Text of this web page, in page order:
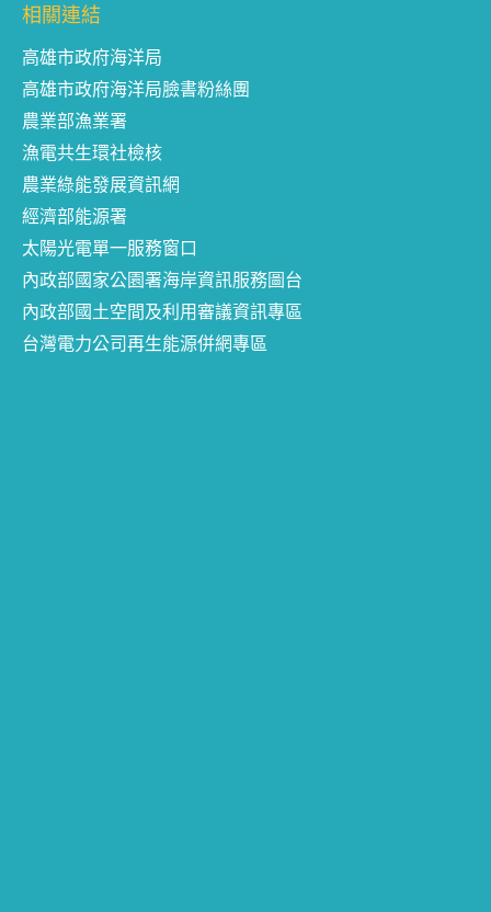
相關連結
高雄市政府海洋局
高雄市政府海洋局臉書粉絲團
農業部漁業署
漁電共生環社檢核
農業綠能發展資訊網
經濟部能源署
太陽光電單一服務窗口
內政部國家公園署海岸資訊服務圖台
內政部國土空間及利用審議資訊專區
台灣電力公司再生能源併網專區